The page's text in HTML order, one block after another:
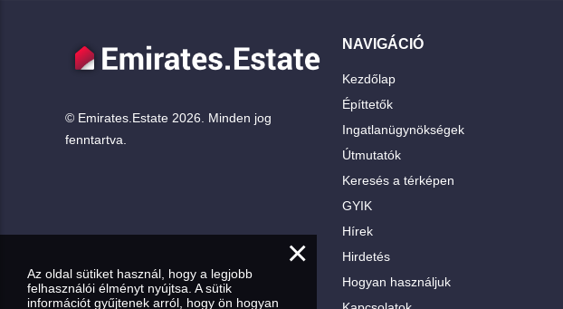
© Emirates.Estate 2026. Minden jog
fenntartva.
NAVIGÁCIÓ
Kezdőlap
Építtetők
Ingatlanügynökségek
Útmutatók
Keresés a térképen
GYIK
Hírek
Hirdetés
Hogyan használjuk
×
Az oldal sütiket használ, hogy a legjobb
felhasználói élményt nyújtsa. A sütik
információt gyűjtenek arról, hogy ön hogyan